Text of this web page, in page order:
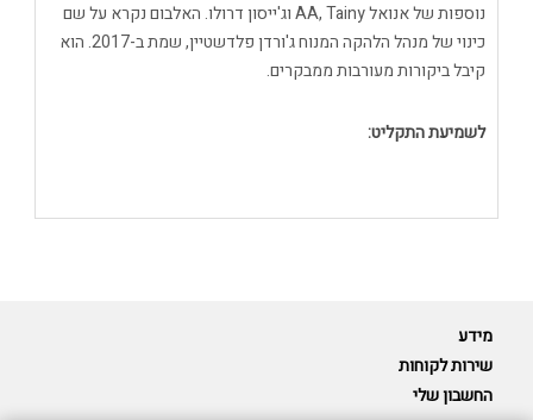
נוספות של אנואל AA, Tainy וג'ייסון דרולו. האלבום נקרא על שם
כינוי של מנהל הלהקה המנוח ג'ורדן פלדשטיין, שמת ב-2017. הוא
קיבל ביקורות מעורבות ממבקרים.
לשמיעת התקליט:
מידע
שירות לקוחות
החשבון שלי